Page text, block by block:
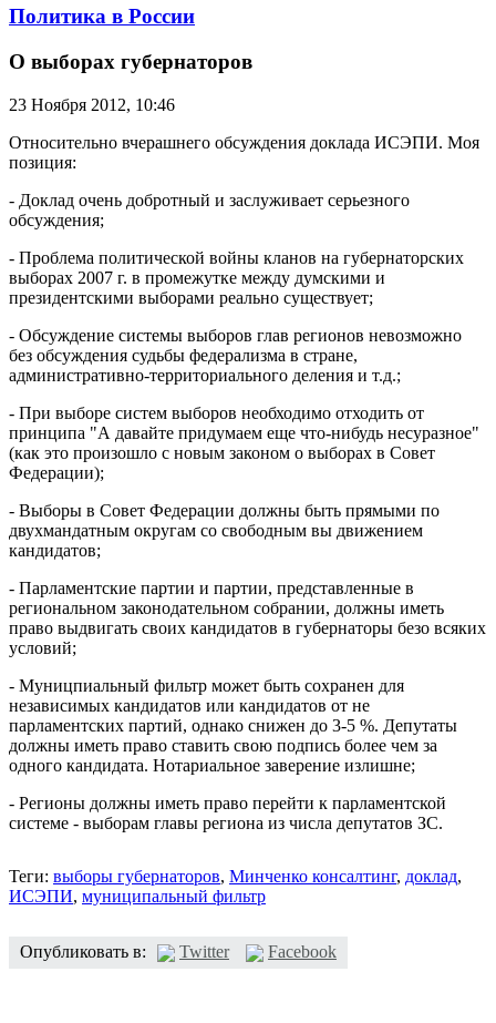
Политика в России
О выборах губернаторов
23 Ноября 2012, 10:46
Относительно вчерашнего обсуждения доклада ИСЭПИ. Моя
позиция:
- Доклад очень добротный и заслуживает серьезного
обсуждения;
- Проблема политической войны кланов на губернаторских
выборах 2007 г. в промежутке между думскими и
президентскими выборами реально существует;
- Обсуждение системы выборов глав регионов невозможно
без обсуждения судьбы федерализма в стране,
административно-территориального деления и т.д.;
- При выборе систем выборов необходимо отходить от
принципа "А давайте придумаем еще что-нибудь несуразное"
(как это произошло с новым законом о выборах в Совет
Федерации);
- Выборы в Совет Федерации должны быть прямыми по
двухмандатным округам со свободным вы движением
кандидатов;
- Парламентские партии и партии, представленные в
региональном законодательном собрании, должны иметь
право выдвигать своих кандидатов в губернаторы безо всяких
условий;
- Муницпиальный фильтр может быть сохранен для
независимых кандидатов или кандидатов от не
парламентских партий, однако снижен до 3-5 %. Депутаты
должны иметь право ставить свою подпись более чем за
одного кандидата. Нотариальное заверение излишне;
- Регионы должны иметь право перейти к парламентской
системе - выборам главы региона из числа депутатов ЗС.
Теги: выборы губернаторов, Минченко консалтинг, доклад,
ИСЭПИ, муниципальный фильтр
Опубликовать в: Twitter Facebook